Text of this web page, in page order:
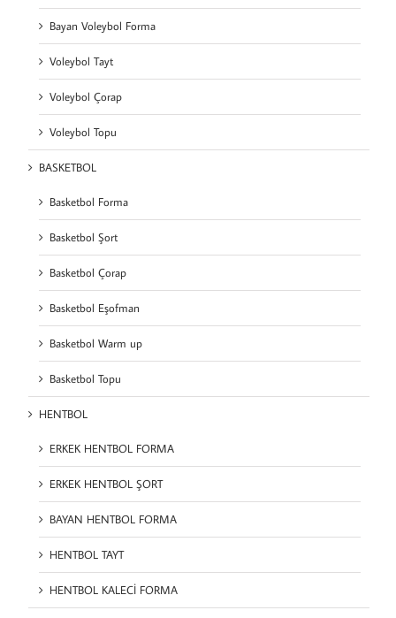
Bayan Voleybol Forma
Voleybol Tayt
Voleybol Çorap
Voleybol Topu
BASKETBOL
Basketbol Forma
Basketbol Şort
Basketbol Çorap
Basketbol Eşofman
Basketbol Warm up
Basketbol Topu
HENTBOL
ERKEK HENTBOL FORMA
ERKEK HENTBOL ŞORT
BAYAN HENTBOL FORMA
HENTBOL TAYT
HENTBOL KALECİ FORMA